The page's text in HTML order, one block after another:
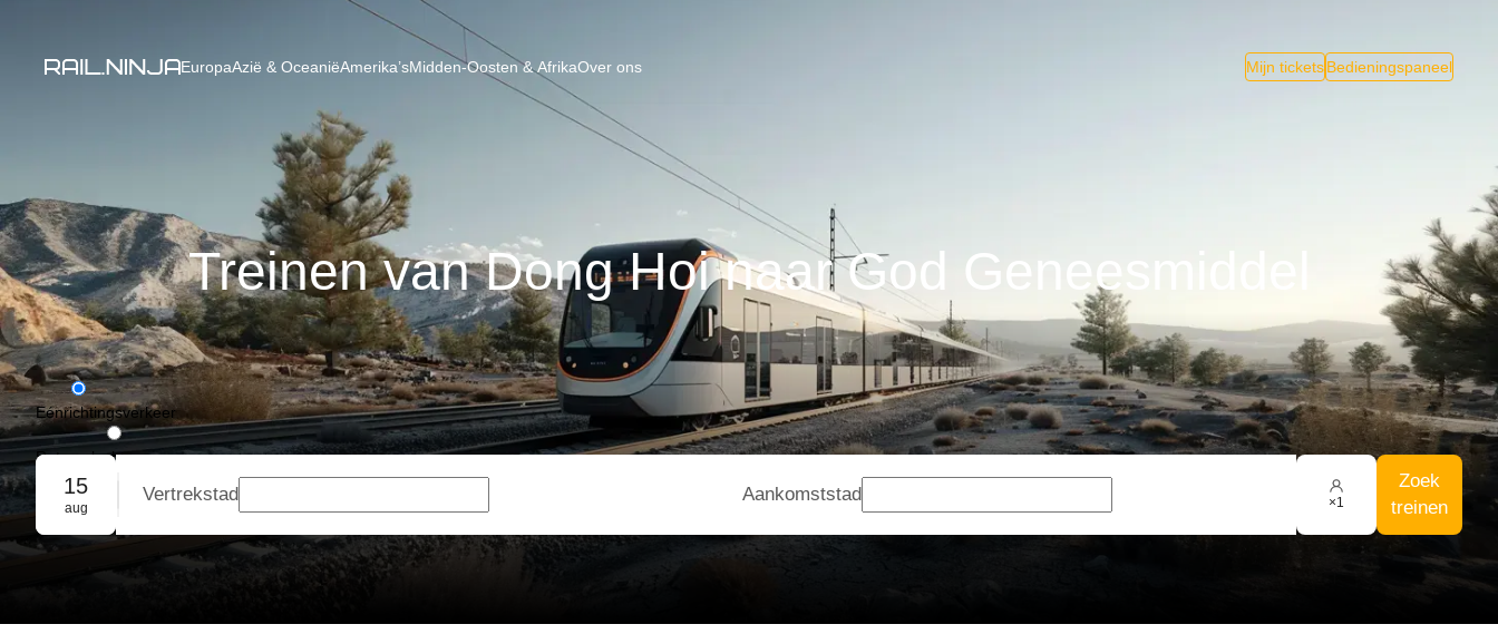
EuropaAzië & OceaniëAmerika’sMidden-Oosten & AfrikaOver ons Mijn ticketsBedieningspaneel
Treinen van Dong Hoi naar God Geneesmiddel
Eénrichtingsverkeer
Retourvlucht
Groepsreservering
15
aug
Vertrekstad Aankomststad ×1
Zoek
treinen